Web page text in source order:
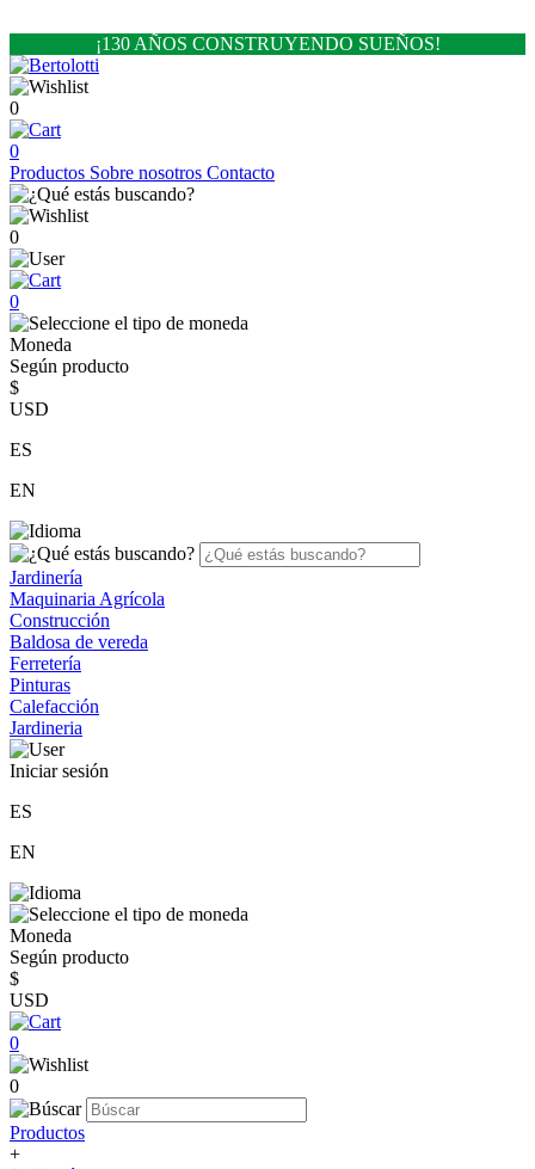
¡130 AÑOS CONSTRUYENDO SUEÑOS!
0
0
Productos Sobre nosotros Contacto
0
0
Moneda
Según producto
$
USD
ES
EN
Jardinería
Maquinaria Agrícola
Construcción
Baldosa de vereda
Ferretería
Pinturas
Calefacción
Jardineria
Iniciar sesión
ES
EN
Moneda
Según producto
$
USD
0
0
Productos
+